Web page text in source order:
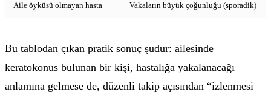
Aile öyküsü olmayan hasta Vakaların büyük çoğunluğu (sporadik)
Bu tablodan çıkan pratik sonuç şudur: ailesinde
keratokonus bulunan bir kişi, hastalığa yakalanacağı
anlamına gelmese de, düzenli takip açısından “izlenmesi